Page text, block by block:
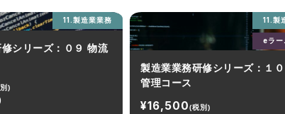
11.製造業業務
シリーズ：０９ 物流
)
11.製
eラー
製造業業務研修シリーズ：１
管理コース
¥16,500(税別)